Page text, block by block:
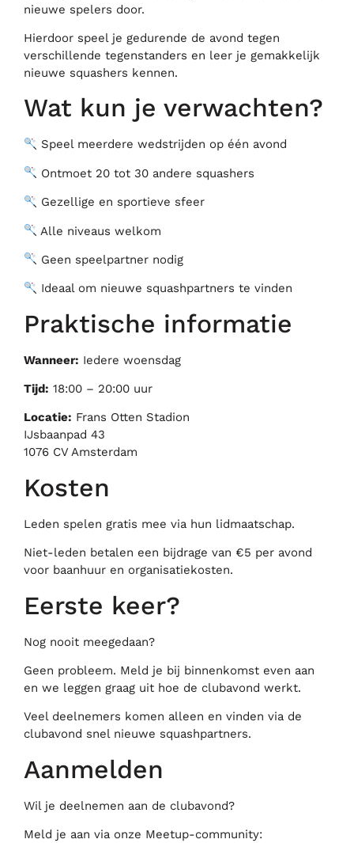
nieuwe spelers door.
Hierdoor speel je gedurende de avond tegen
verschillende tegenstanders en leer je gemakkelijk
nieuwe squashers kennen.
Wat kun je verwachten?
Speel meerdere wedstrijden op één avond
Ontmoet 20 tot 30 andere squashers
Gezellige en sportieve sfeer
Alle niveaus welkom
Geen speelpartner nodig
Ideaal om nieuwe squashpartners te vinden
Praktische informatie
Wanneer: Iedere woensdag
Tijd: 18:00 – 20:00 uur
Locatie: Frans Otten Stadion
IJsbaanpad 43
1076 CV Amsterdam
Kosten
Leden spelen gratis mee via hun lidmaatschap.
Niet-leden betalen een bijdrage van €5 per avond
voor baanhuur en organisatiekosten.
Eerste keer?
Nog nooit meegedaan?
Geen probleem. Meld je bij binnenkomst even aan
en we leggen graag uit hoe de clubavond werkt.
Veel deelnemers komen alleen en vinden via de
clubavond snel nieuwe squashpartners.
Aanmelden
Wil je deelnemen aan de clubavond?
Meld je aan via onze Meetup-community: